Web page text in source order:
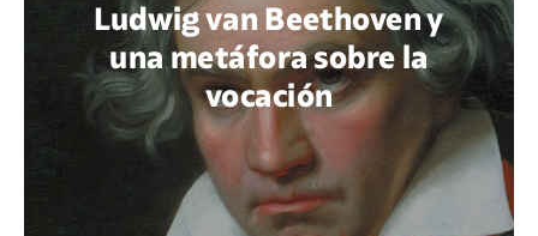
Ludwig van Beethoven y
una metáfora sobre la
vocación
POR THIAGO RODRÍGUEZ HARISPE